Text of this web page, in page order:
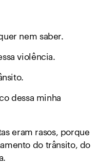
nem saber.
violência.
dessa minha
eram rasos, porque
do trânsito, do